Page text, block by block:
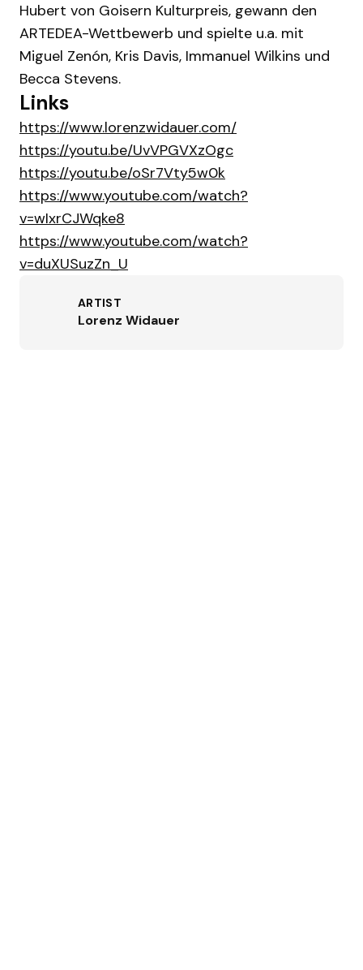
Hubert von Goisern Kulturpreis, gewann den
ARTEDEA-Wettbewerb und spielte u.a. mit
Miguel Zenón, Kris Davis, Immanuel Wilkins und
Becca Stevens.
Links
https://www.lorenzwidauer.com/
https://youtu.be/UvVPGVXzOgc
https://youtu.be/oSr7Vty5w0k
https://www.youtube.com/watch?
v=wIxrCJWqke8
https://www.youtube.com/watch?
v=duXUSuzZn_U
ARTIST
Lorenz Widauer